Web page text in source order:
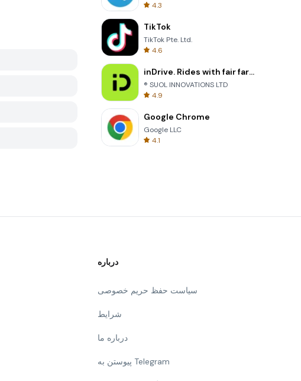
4.3
TikTok
TikTok Pte. Ltd.
4.6
inDrive. Rides with fair fares
® SUOL INNOVATIONS LTD
4.9
Google Chrome
Google LLC
4.1
درباره
سیاست حفظ حریم خصوصی
شرایط
درباره ما
پیوستن به Telegram